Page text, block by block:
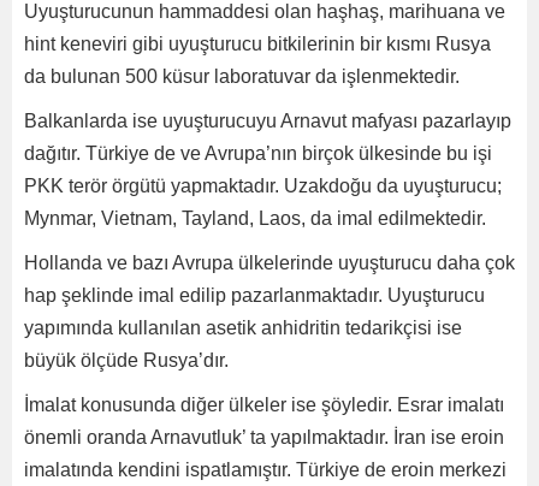
Uyuşturucunun hammaddesi olan haşhaş, marihuana ve
hint keneviri gibi uyuşturucu bitkilerinin bir kısmı Rusya
da bulunan 500 küsur laboratuvar da işlenmektedir.
Balkanlarda ise uyuşturucuyu Arnavut mafyası pazarlayıp
dağıtır. Türkiye de ve Avrupa’nın birçok ülkesinde bu işi
PKK terör örgütü yapmaktadır. Uzakdoğu da uyuşturucu;
Mynmar, Vietnam, Tayland, Laos, da imal edilmektedir.
Hollanda ve bazı Avrupa ülkelerinde uyuşturucu daha çok
hap şeklinde imal edilip pazarlanmaktadır. Uyuşturucu
yapımında kullanılan asetik anhidritin tedarikçisi ise
büyük ölçüde Rusya’dır.
İmalat konusunda diğer ülkeler ise şöyledir. Esrar imalatı
önemli oranda Arnavutluk’ ta yapılmaktadır. İran ise eroin
imalatında kendini ispatlamıştır. Türkiye de eroin merkezi